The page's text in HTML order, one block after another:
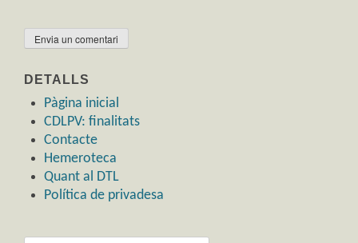
DETALLS
Pàgina inicial
CDLPV: finalitats
Contacte
Hemeroteca
Quant al DTL
Política de privadesa